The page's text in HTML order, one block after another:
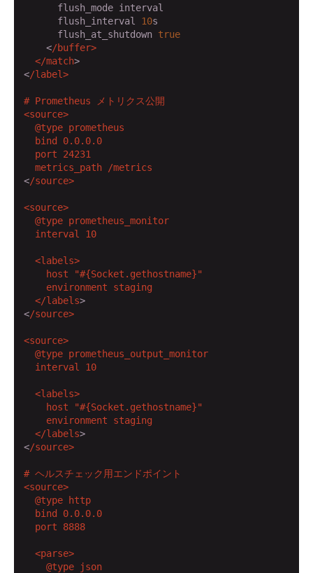
      flush_mode interval
      flush_interval
10s
      flush_at_shutdown
true
    <
/buffer>
  </match
>
</label>
# Prometheus メトリクス公開
<source>
  @type prometheus
  bind 0.0.0.0
  port 24231
  metrics_path /metrics
</source>
<source>
  @type prometheus_monitor
  interval 10
  <labels>
    host "
#{Socket.gethostname}"
    environment staging
  </labels
>
</source>
<source>
  @type prometheus_output_monitor
  interval 10
  <labels>
    host "
#{Socket.gethostname}"
    environment staging
  </labels
>
</source>
# ヘルスチェック用エンドポイント
<source>
  @type http
  bind 0.0.0.0
  port 8888
  <parse>
    @type json